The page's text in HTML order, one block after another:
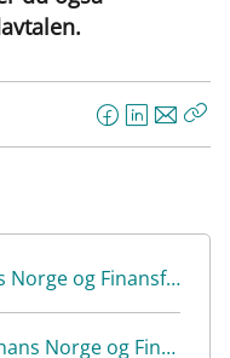
F
a
b
o
L
i
e
d
E
-
s
t Hovedavtale NHO_Finans Norge og Finansforbundet 2024-2027.pdf
Hovedavtalen mellom Finans Norge og Finansforbundet Kommentarutgave.pdf